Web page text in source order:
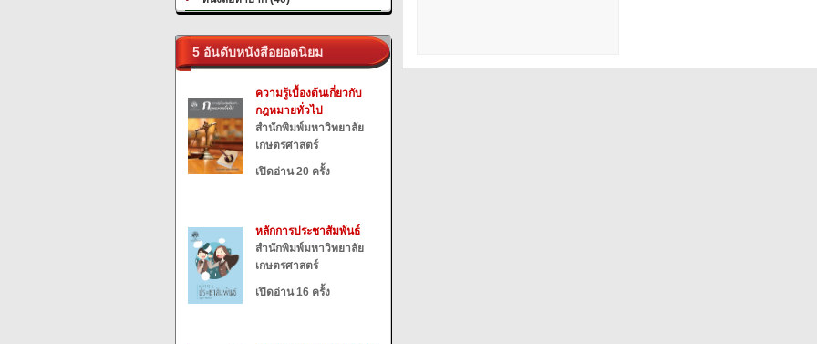
5 อันดับหนังสือยอดนิยม
ความรู้เบื้องต้นเกี่ยวกับ
กฎหมายทั่วไป
สำนักพิมพ์มหาวิทยาลัย
เกษตรศาสตร์
เปิดอ่าน 20 ครั้ง
หลักการประชาสัมพันธ์
สำนักพิมพ์มหาวิทยาลัย
เกษตรศาสตร์
เปิดอ่าน 16 ครั้ง